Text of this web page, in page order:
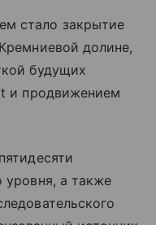
стало закрытие
долине,
будущих
и продвижением
уровня, а также